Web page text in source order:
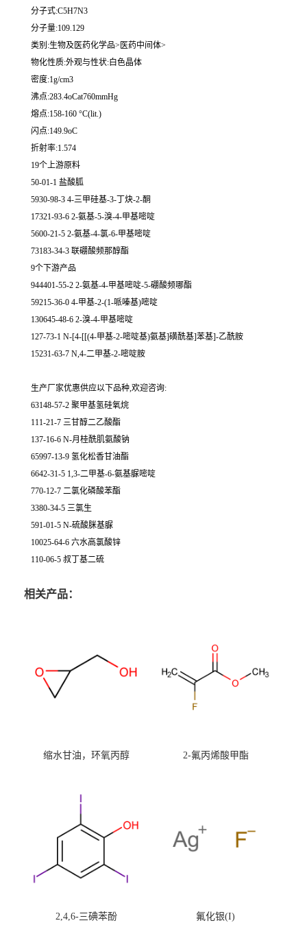
分子式:C5H7N3
分子量:109.129
类别:生物及医药化学品>医药中间体>
物化性质:外观与性状:白色晶体
密度:1g/cm3
沸点:283.4oCat760mmHg
熔点:158-160 °C(lit.)
闪点:149.9oC
折射率:1.574
19个上游原料
50-01-1 盐酸胍
5930-98-3 4-三甲硅基-3-丁炔-2-酮
17321-93-6 2-氨基-5-溴-4-甲基嘧啶
5600-21-5 2-氨基-4-氯-6-甲基嘧啶
73183-34-3 联硼酸频那醇酯
9个下游产品
944401-55-2 2-氨基-4-甲基嘧啶-5-硼酸频哪酯
59215-36-0 4-甲基-2-(1-哌嗪基)嘧啶
130645-48-6 2-溴-4-甲基嘧啶
127-73-1 N-[4-[[(4-甲基-2-嘧啶基)氨基]磺酰基]苯基]-乙酰胺
15231-63-7 N,4-二甲基-2-嘧啶胺
生产厂家优惠供应以下品种,欢迎咨询:
63148-57-2 聚甲基氢硅氧烷
111-21-7 三甘醇二乙酸酯
137-16-6 N-月桂酰肌氨酸钠
65997-13-9 氢化松香甘油酯
6642-31-5 1,3-二甲基-6-氨基脲嘧啶
770-12-7 二氯化磷酸苯酯
3380-34-5 三氯生
591-01-5 N-硫酸脒基脲
10025-64-6 六水高氯酸锌
110-06-5 叔丁基二硫
相关产品：
缩水甘油，环氧丙醇 2-氟丙烯酸甲酯
2,4,6-三碘苯酚 氟化银(I)